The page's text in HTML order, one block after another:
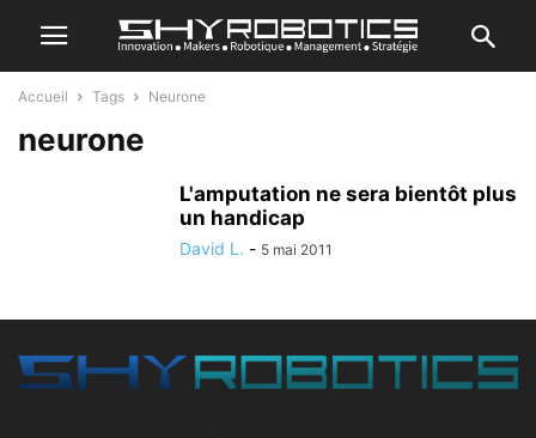
Accueil Tags Neurone
neurone
L'amputation ne sera bientôt plus
un handicap
David L. - 5 mai 2011